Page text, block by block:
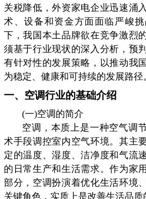
关税降低，外资家电企业迅速涌
术、设备和资金方面面临严峻
下，我国本土品牌欲在竞争激烈
须基于行业现状的深入分析，预
有针对性的发展策略，以推动我
为稳定、健康和可持续的发展路径
一、空调行业的基础介绍
(一)空调的简介
空调，本质上是一种空气调
术手段调控室内空气环境。其主
定的温度、湿度、洁净度和气流
的日常生产和生活需求。作为家
部分，空调扮演着优化生活环境
关键角色，实质上是改善生活品质